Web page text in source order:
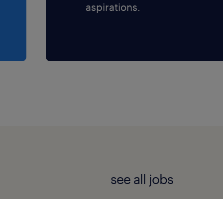
aspirations.
see all jobs